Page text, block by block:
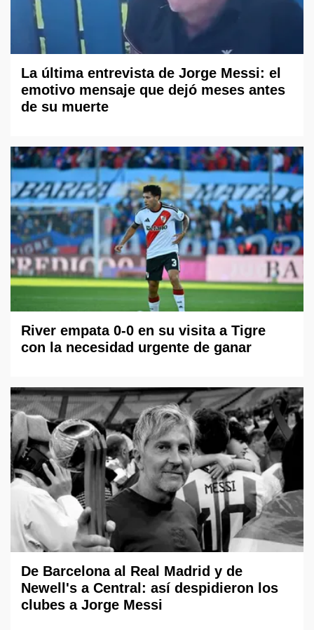
La última entrevista de Jorge Messi: el
emotivo mensaje que dejó meses antes
de su muerte
River empata 0-0 en su visita a Tigre
con la necesidad urgente de ganar
De Barcelona al Real Madrid y de
Newell's a Central: así despidieron los
clubes a Jorge Messi